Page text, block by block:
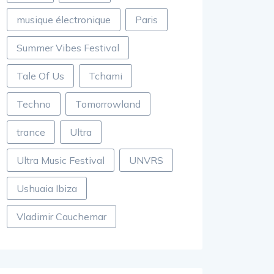
musique électronique Paris
Summer Vibes Festival
Tale Of Us Tchami
Techno Tomorrowland
trance Ultra
Ultra Music Festival UNVRS
Ushuaia Ibiza
Vladimir Cauchemar